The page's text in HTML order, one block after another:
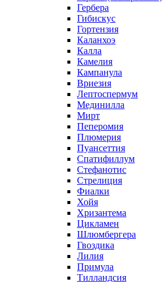
Гербера
Гибискус
Гортензия
Каланхоэ
Калла
Камелия
Кампанула
Вриезия
Лептоспермум
Мединилла
Мирт
Пеперомия
Плюмерия
Пуансеттия
Спатифиллум
Стефанотис
Стрелиция
Фиалки
Хойя
Хризантема
Цикламен
Шлюмбергера
Гвоздика
Лилия
Примула
Тилландсия